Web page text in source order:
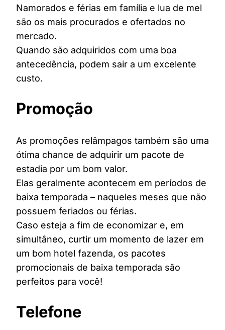
Namorados e férias em família e lua de mel
são os mais procurados e ofertados no
mercado.
Quando são adquiridos com uma boa
antecedência, podem sair a um excelente
custo.
Promoção
As promoções relâmpagos também são uma
ótima chance de adquirir um pacote de
estadia por um bom valor.
Elas geralmente acontecem em períodos de
baixa temporada – naqueles meses que não
possuem feriados ou férias.
Caso esteja a fim de economizar e, em
simultâneo, curtir um momento de lazer em
um bom hotel fazenda, os pacotes
promocionais de baixa temporada são
perfeitos para você!
Telefone